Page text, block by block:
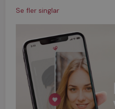
Se fler singlar